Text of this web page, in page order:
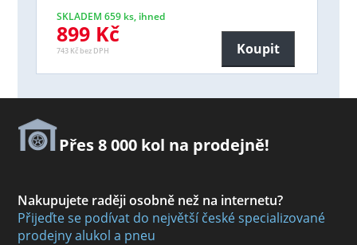
SKLADEM 659 ks, ihned
899 Kč
743 Kč bez DPH Koupit
Přes 8 000 kol na prodejně!
Nakupujete raději osobně než na internetu?
Přijeďte se podívat do největší české specializované
prodejny alukol a pneu